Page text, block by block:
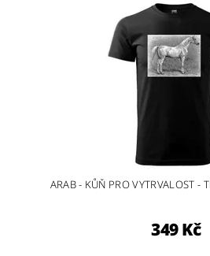
ARAB - KŮŇ PRO VYTRVALOST -
349 Kč